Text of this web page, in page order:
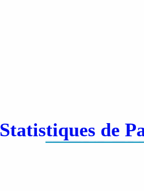
Statistiques de